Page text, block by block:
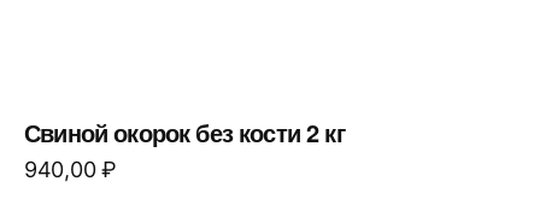
Свиной окорок без кости 2 кг
940,00₽